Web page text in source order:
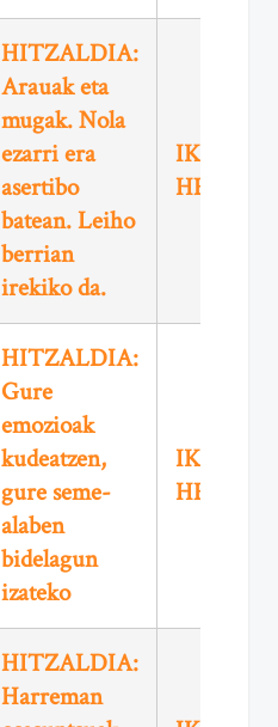
HITZALDIA:
Arauak eta
mugak. Nola
ezarri era
asertibo
batean. Leiho
berrian
irekiko da.
IKUSI
HEMEN
HITZALDIA:
Gure
emozioak
kudeatzen,
gure seme-
alaben
bidelagun
izateko
IKUSI
HEMEN
HITZALDIA:
Harreman